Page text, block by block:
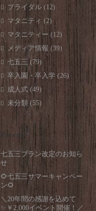
ブライダル (12)
マタニティ (2)
マタニティー (12)
メディア情報 (39)
七五三 (79)
卒入園・卒入学 (26)
成人式 (49)
未分類(55)
Recent
七五三プラン改定のお知ら
せ
🌻七五三サマーキャンペー
ン🌻
＼20年間の感謝を込めて
✨￥2,000イベント開催！／